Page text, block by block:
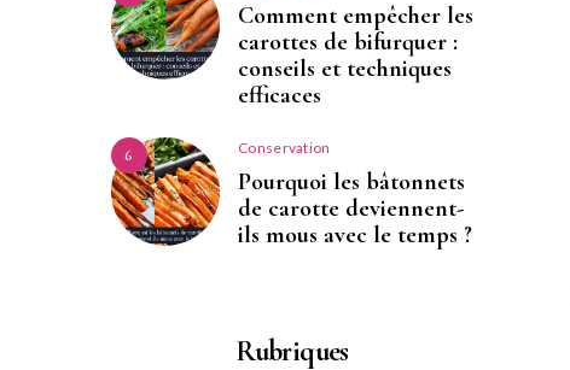
Comment empêcher les
carottes de bifurquer :
conseils et techniques
efficaces
6 Conservation
Pourquoi les bâtonnets
de carotte deviennent-
ils mous avec le temps ?
Rubriques